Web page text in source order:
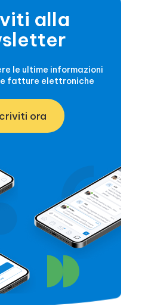
alla
le ultime informazioni
e fatture elettroniche
ora